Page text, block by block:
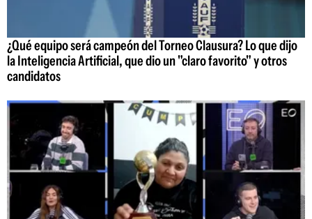
¿Qué equipo será campeón del Torneo Clausura? Lo que dijo
la Inteligencia Artificial, que dio un "claro favorito" y otros
candidatos